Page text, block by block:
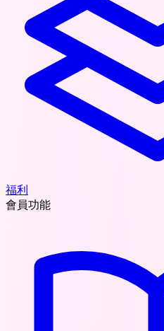
福利
會員功能